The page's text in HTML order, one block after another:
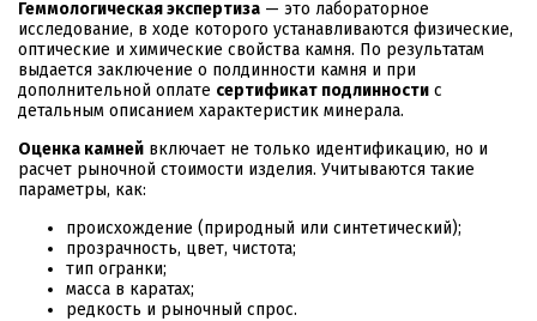
Геммологическая экспертиза — это лабораторное
исследование, в ходе которого устанавливаются физические,
оптические и химические свойства камня. По результатам
выдается заключение о полдинности камня и при
дополнительной оплате сертификат подлинности с
детальным описанием характеристик минерала.
Оценка камней включает не только идентификацию, но и
расчет рыночной стоимости изделия. Учитываются такие
параметры, как:
происхождение (природный или синтетический);
прозрачность, цвет, чистота;
тип огранки;
масса в каратах;
редкость и рыночный спрос.